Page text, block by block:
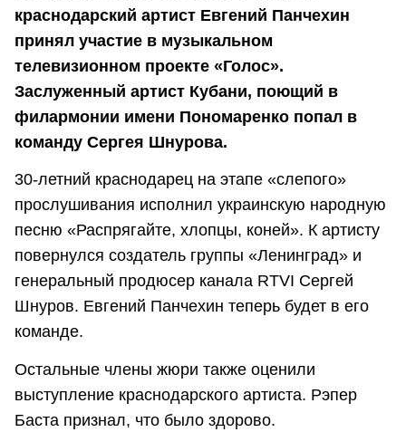
краснодарский артист Евгений Панчехин
принял участие в музыкальном
телевизионном проекте «Голос».
Заслуженный артист Кубани, поющий в
филармонии имени Пономаренко попал в
команду Сергея Шнурова.
30-летний краснодарец на этапе «слепого»
прослушивания исполнил украинскую народную
песню «Распрягайте, хлопцы, коней». К артисту
повернулся создатель группы «Ленинград» и
генеральный продюсер канала RTVI Сергей
Шнуров. Евгений Панчехин теперь будет в его
команде.
Остальные члены жюри также оценили
выступление краснодарского артиста. Рэпер
Баста признал, что было здорово.